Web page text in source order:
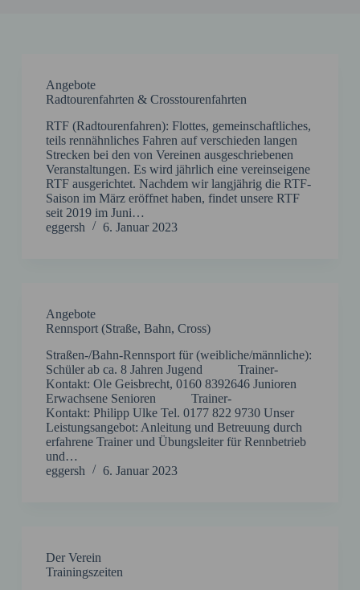
Angebote
Radtourenfahrten & Crosstourenfahrten
RTF (Radtourenfahren): Flottes, gemeinschaftliches,
teils rennähnliches Fahren auf verschieden langen
Strecken bei den von Vereinen ausgeschriebenen
Veranstaltungen. Es wird jährlich eine vereinseigene
RTF ausgerichtet. Nachdem wir langjährig die RTF-
Saison im März eröffnet haben, findet unsere RTF
seit 2019 im Juni…
eggersh
6. Januar 2023
Angebote
Rennsport (Straße, Bahn, Cross)
Straßen-/Bahn-Rennsport für (weibliche/männliche):
Schüler ab ca. 8 Jahren Jugend Trainer-
Kontakt: Ole Geisbrecht, 0160 8392646 Junioren
Erwachsene Senioren Trainer-
Kontakt: Philipp Ulke Tel. 0177 822 9730 Unser
Leistungsangebot: Anleitung und Betreuung durch
erfahrene Trainer und Übungsleiter für Rennbetrieb
und…
eggersh
6. Januar 2023
Der Verein
Trainingszeiten